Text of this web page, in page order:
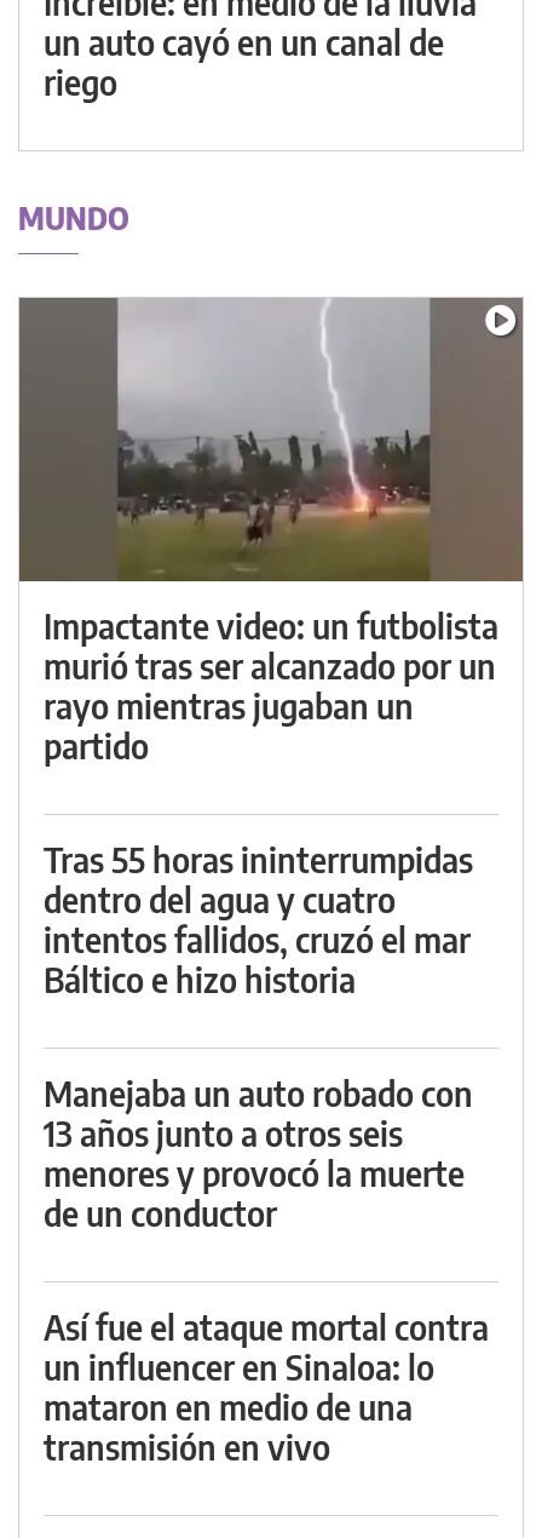
un auto cayó en un canal de
riego
MUNDO
Impactante video: un futbolista
murió tras ser alcanzado por un
rayo mientras jugaban un
partido
Tras 55 horas ininterrumpidas
dentro del agua y cuatro
intentos fallidos, cruzó el mar
Báltico e hizo historia
Manejaba un auto robado con
13 años junto a otros seis
menores y provocó la muerte
de un conductor
Así fue el ataque mortal contra
un influencer en Sinaloa: lo
mataron en medio de una
transmisión en vivo